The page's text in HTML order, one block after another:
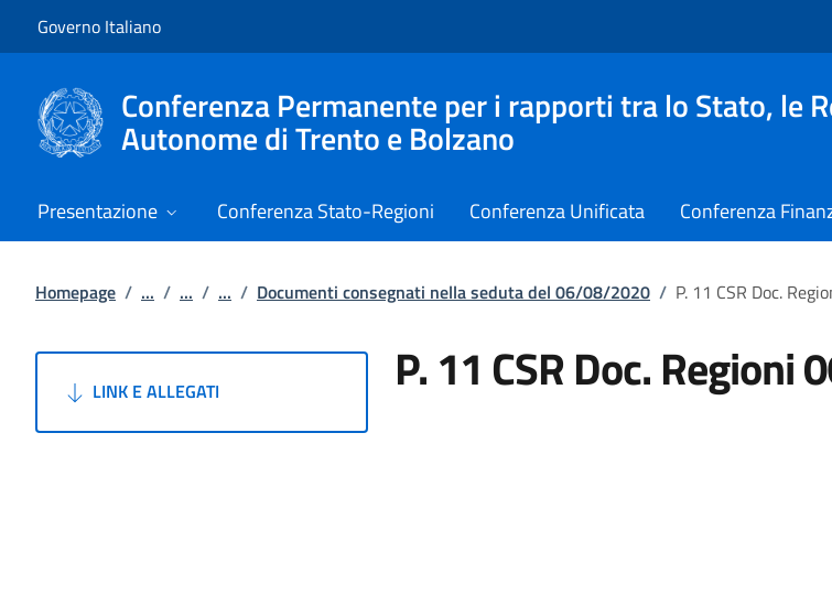
Governo Italiano
Conferenza Permanente per i rapporti tra lo Stato, le
Autonome di Trento e Bolzano
Presentazione Conferenza Stato-Regioni Conferenza Unificata Conferenza
Homepage / ... / ... / ... / Documenti consegnati nella seduta del 06/08/2020 / P. 11 CSR Doc.
LINK E ALLEGATI P. 11 CSR Doc.